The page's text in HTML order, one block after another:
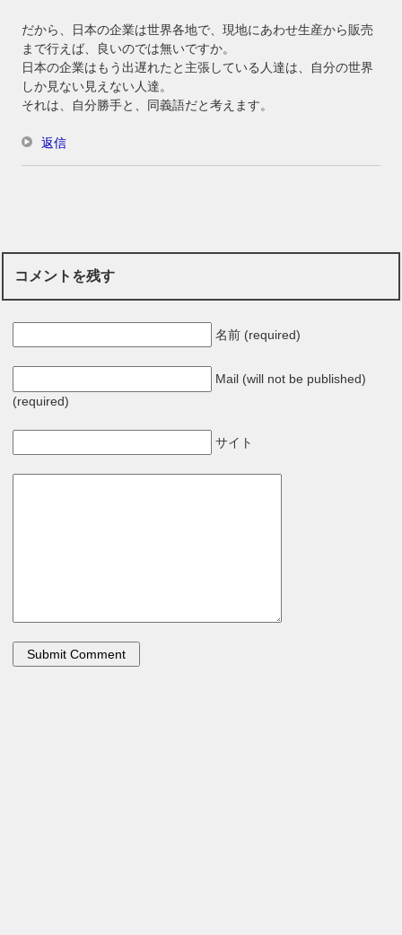
だから、日本の企業は世界各地で、現地にあわせ生産から販売
まで行えば、良いのでは無いですか。
日本の企業はもう出遅れたと主張している人達は、自分の世界
しか見ない見えない人達。
それは、自分勝手と、同義語だと考えます。
返信
コメントを残す
名前 (required)
Mail (will not be published)
(required)
サイト